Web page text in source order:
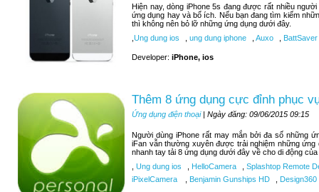
Hiện nay, dòng iPhone 5s đang được rất nhiều
ứng dụng hay và bổ ích. Nếu bạn đang tìm kiếm
thì không nên bỏ lỡ những ứng dụng dưới đây.
Ung dung ios ung dung iphone Auxo BattSaver
Developer: iPhone, ios
Thêm 8 ứng dụng cực đỉnh phục
Ứng dụng điện thoại| Ngày đăng: 09/06/2015 09:15
Người dùng iPhone rất may mắn bởi đa số những
iFan vẫn thường xuyên được trải nghiệm những
nhanh tay tải 8 ứng dụng dưới đây về cho di động
Ung dung ios HelloCamera
Splashtop Remote
iPixelCamera
Benjamin Gunships HD Design360